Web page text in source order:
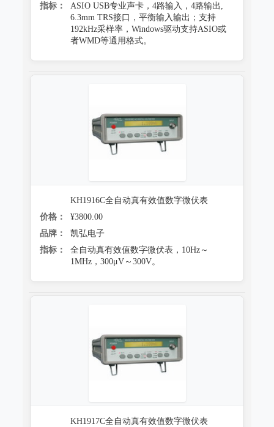
指标：
ASIO USB专业声卡，4路输入，4路输出,
6.3mm TRS接口，平衡输入输出；支持
192kHz采样率，Windows驱动支持ASIO或
者WMD等通用格式。
KH1916C全自动真有效值数字微伏表
价格：
¥3800.00
品牌：
凯弘电子
指标：
全自动真有效值数字微伏表，10Hz～
1MHz，300μV～300V。
KH1917C全自动真有效值数字微伏表